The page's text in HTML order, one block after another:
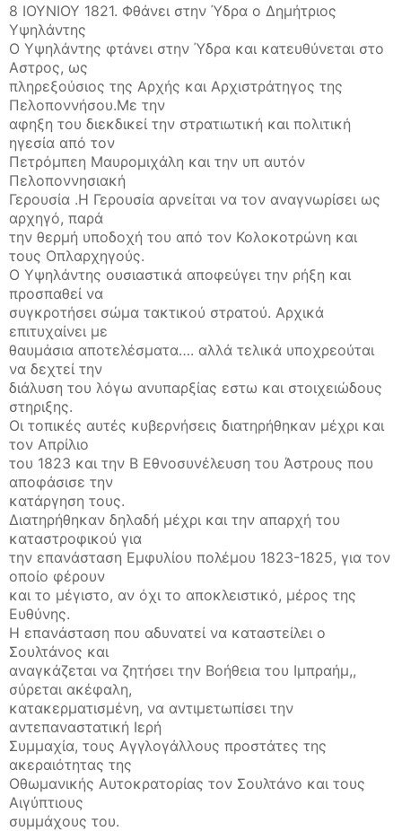
8 ΙΟΥΝΙΟΥ 1821. Φθάνει στην Ύδρα ο Δημήτριος
Υψηλάντης
Ο Υψηλάντης φτάνει στην Ύδρα και κατευθύνεται στο
Αστρος, ως
πληρεξούσιος της Αρχής και Αρχιστράτηγος της
Πελοποννήσου.Με την
αφηξη του διεκδικεί την στρατιωτική και πολιτική
ηγεσία από τον
Πετρόμπεη Μαυρομιχάλη και την υπ αυτόν
Πελοποννησιακή
Γερουσία .Η Γερουσία αρνείται να τον αναγνωρίσει ως
αρχηγό, παρά
την θερμή υποδοχή του από τον Κολοκοτρώνη και
τους Οπλαρχηγούς.
Ο Υψηλάντης ουσιαστικά αποφεύγει την ρήξη και
προσπαθεί να
συγκροτήσει σώμα τακτικού στρατού. Αρχικά
επιτυχαίνει με
θαυμάσια αποτελέσματα…. αλλά τελικά υποχρεούται
να δεχτεί την
διάλυση του λόγω ανυπαρξίας εστω και στοιχειώδους
στηριξης.
Οι τοπικές αυτές κυβερνήσεις διατηρήθηκαν μέχρι και
τον Απρίλιο
του 1823 και την Β Εθνοσυνέλευση του Άστρους που
αποφάσισε την
κατάργηση τους.
Διατηρήθηκαν δηλαδή μέχρι και την απαρχή του
καταστροφικού για
την επανάσταση Εμφυλίου πολέμου 1823-1825, για τον
οποίο φέρουν
και το μέγιστο, αν όχι το αποκλειστικό, μέρος της
Ευθύνης.
Η επανάσταση που αδυνατεί να καταστείλει ο
Σουλτάνος και
αναγκάζεται να ζητήσει την Βοήθεια του Ιμπραήμ,,
σύρεται ακέφαλη,
κατακερματισμένη, να αντιμετωπίσει την
αντεπαναστατική Ιερή
Συμμαχία, τους Αγγλογάλλους προστάτες της
ακεραιότητας της
Οθωμανικής Αυτοκρατορίας τον Σουλτάνο και τους
Αιγύπτιους
συμμάχους του.